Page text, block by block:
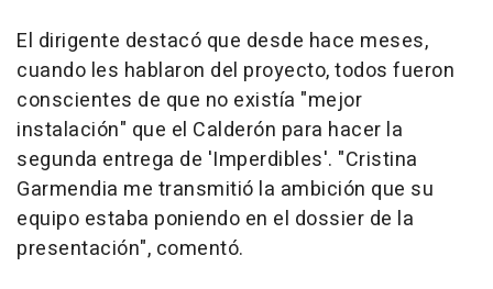
El dirigente destacó que desde hace meses,
cuando les hablaron del proyecto, todos fueron
conscientes de que no existía "mejor
instalación" que el Calderón para hacer la
segunda entrega de 'Imperdibles'. "Cristina
Garmendia me transmitió la ambición que su
equipo estaba poniendo en el dossier de la
presentación", comentó.